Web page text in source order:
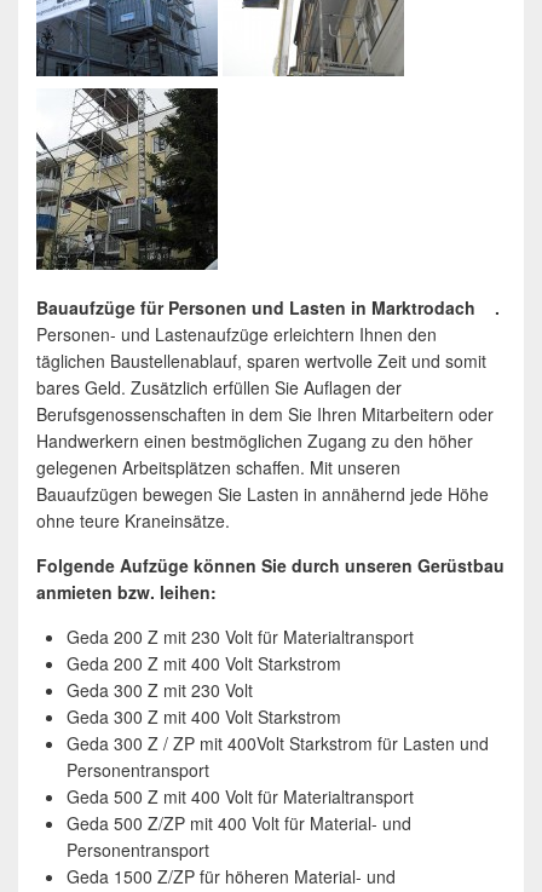
Bauaufzüge für Personen und Lasten in Marktrodach .
Personen- und Lastenaufzüge erleichtern Ihnen den
täglichen Baustellenablauf, sparen wertvolle Zeit und somit
bares Geld. Zusätzlich erfüllen Sie Auflagen der
Berufsgenossenschaften in dem Sie Ihren Mitarbeitern oder
Handwerkern einen bestmöglichen Zugang zu den höher
gelegenen Arbeitsplätzen schaffen. Mit unseren
Bauaufzügen bewegen Sie Lasten in annähernd jede Höhe
ohne teure Kraneinsätze.
Folgende Aufzüge können Sie durch unseren Gerüstbau
anmieten bzw. leihen:
Geda 200 Z mit 230 Volt für Materialtransport
Geda 200 Z mit 400 Volt Starkstrom
Geda 300 Z mit 230 Volt
Geda 300 Z mit 400 Volt Starkstrom
Geda 300 Z / ZP mit 400Volt Starkstrom für Lasten und
Personentransport
Geda 500 Z mit 400 Volt für Materialtransport
Geda 500 Z/ZP mit 400 Volt für Material- und
Personentransport
Geda 1500 Z/ZP für höheren Material- und